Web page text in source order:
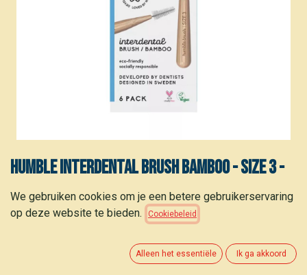
HUMBLE Interdental Brush Bamboo - SIZE 3 -
blue
Dit product is niet meer beschikbaar.
We gebruiken cookies om je een betere gebruikerservaring
op deze website te bieden.
Cookiebeleid
Alleen het essentiële Ik ga akkoord